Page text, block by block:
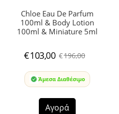
Chloe Eau De Parfum
100ml & Body Lotion
100ml & Miniature 5ml
€196,00
€103,00
Άμεσα Διαθέσιμο
Αγορά